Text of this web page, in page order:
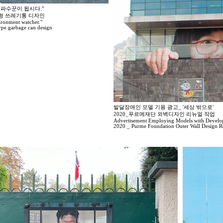
수꾼이 됩시다."
쓰레기통 디자인
watcher."
garbage can design
발달장애인 모델 기용 광고_ '세상 밖으로'
2020_푸르메재단 외벽디자인 리뉴얼 작업
Advertisement Employing Models with
2020 _ Purme Foundation Outer Wall Design